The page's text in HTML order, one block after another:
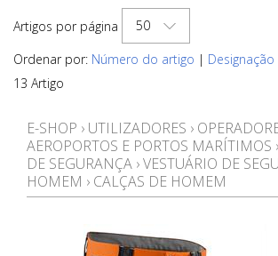
Artigos por página
50
Ordenar por: Número do artigo | Designação
13 Artigo
E-SHOP › UTILIZADORES ›
AEROPORTOS E PORTOS MARÍTIMOS ›
DE SEGURANÇA ›VESTUÁRIO DE
HOMEM › CALÇAS DE HOMEM